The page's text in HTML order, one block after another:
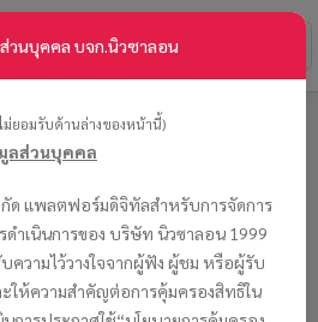
ยืนยันการจอง
(Confirm Order)
ชำระเงิน/รับหมายเลข
จอง
(Checkout/Payment)
แจ้งการชำระเงิน
(Payment Submission)
วนบุคคล บจก.นิวซาลอน
ยอมรับด้านล่างของหน้านี้)
ลส่วนบุคคล
ด แพลตฟอร์มดิจิทัลสำหรับการจัดการ
ำเนินการของ บริษัท นิวซาลอน 1999
ความไว้วางใจจากผู้ฟัง ผู้ชม หรือผู้รับ
ให้ความสำคัญต่อการคุ้มครองสิทธิใน